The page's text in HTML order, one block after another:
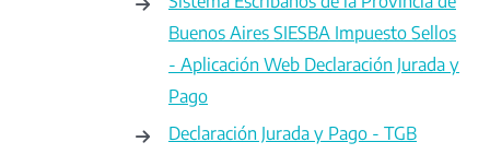
Buenos Aires SIESBA Impuesto Sellos
- Aplicación Web Declaración Jurada y
Pago
Declaración Jurada y Pago - TGB